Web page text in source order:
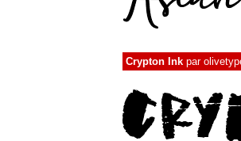
Crypton Ink par